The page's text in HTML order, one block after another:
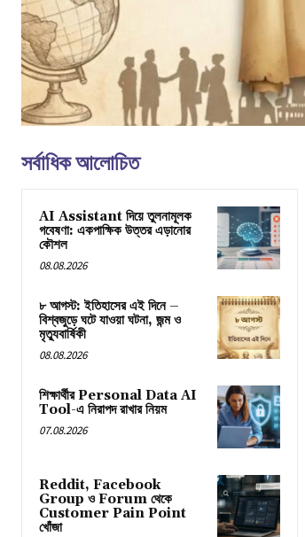
সর্বাধিক আলোচিত
AI Assistant দিয়ে তুলনামূলক
গবেষণা: একপাক্ষিক উত্তর এড়ানোর
কৌশল
08.08.2026
৮ আগস্ট: ইতিহাসের এই দিনে –
বিশ্বজুড়ে ঘটে যাওয়া ঘটনা, জন্ম ও
মৃত্যুবার্ষিকী
08.08.2026
শিক্ষার্থীর Personal Data AI
Tool-এ নিরাপদ রাখার নিয়ম
07.08.2026
Reddit, Facebook
Group ও Forum থেকে
Customer Pain Point
খোঁজা